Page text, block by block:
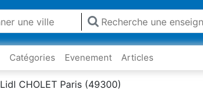
Catégories Evenement Articles
Lidl CHOLET Paris (49300)